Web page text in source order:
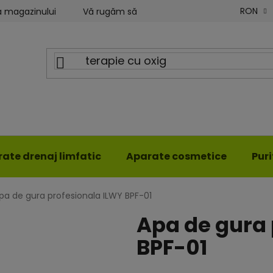
magazinului Vă rugăm să ne scrieți Blog ILWYRON
drenaj limfatic Aparate cosmetice
de gura profesionala ILWY BPF-01
Apa de
BPF-01